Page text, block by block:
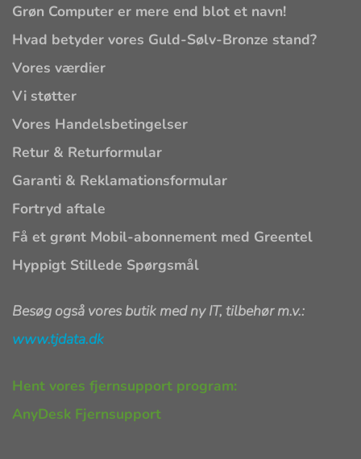
Grøn Computer er mere end blot et navn!
Hvad betyder vores Guld-Sølv-Bronze stand?
Vores værdier
Vi støtter
Vores Handelsbetingelser
Retur & Returformular
Garanti & Reklamationsformular
Fortryd aftale
Få et grønt Mobil-abonnement med Greentel
Hyppigt Stillede Spørgsmål
Besøg også vores butik med ny IT, tilbehør m.v.:
www.tjdata.dk
Hent vores fjernsupport program:
AnyDesk Fjernsupport